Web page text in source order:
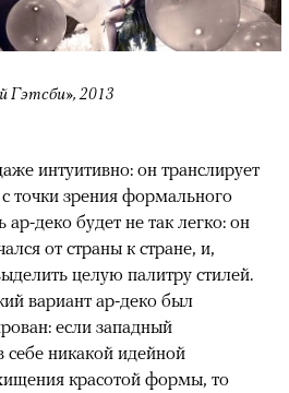
Гэтсби», 2013
интуитивно: он транслирует
точки зрения формального
деко будет не так легко: он
от страны к стране, и,
целую палитру стилей.
вариант ар-деко был
если западный
себе никакой идейной
красотой формы, то